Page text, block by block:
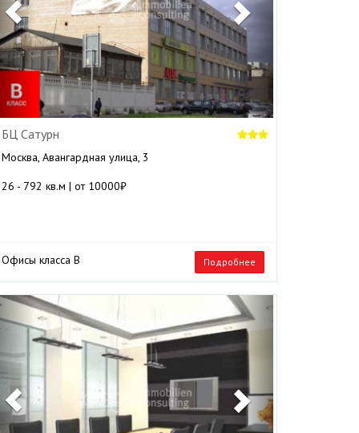
БЦ Сатурн
Москва, Авангардная улица, 3
26 - 792 кв.м | от 10000₽
Офисы класса B Подробнее
Previous Next